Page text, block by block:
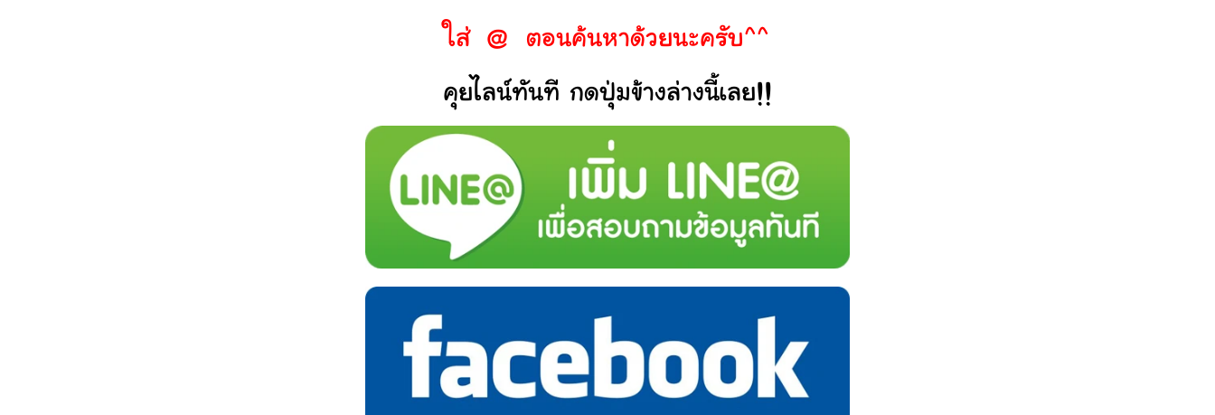
ใส่ @ ตอนค้นหาด้วยนะครับ^^
คุยไลน์ทันที กดปุ่มข้างล่างนี้เลย!!